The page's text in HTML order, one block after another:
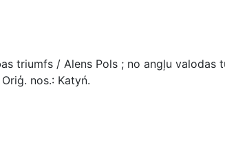
triumfs / Alens Pols ; no angļu valodas
nos.: Katyń.